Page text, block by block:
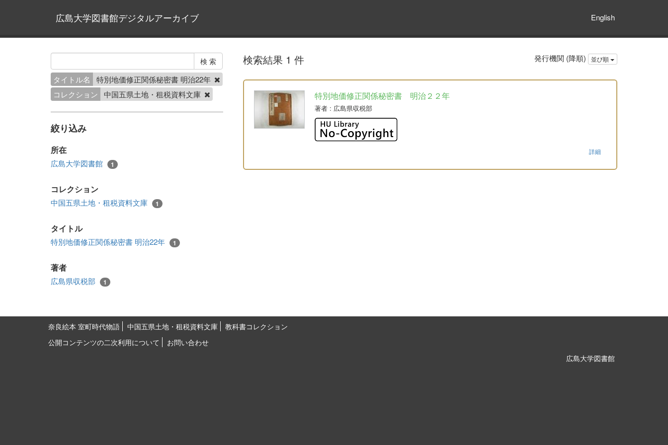
広島大学図書館デジタルアーカイブ English
タイトル名
特別地価修正関係秘密書 明治22年
コレクション
中国五県土地・租税資料文庫
絞り込み
所在
広島大学図書館 1
コレクション
中国五県土地・租税資料文庫 1
タイトル
特別地価修正関係秘密書 明治22年 1
著者
広島県収税部 1
検索結果 1 件 発行機関 (降順) 並び順
特別地価修正関係秘密書 明治２２年
著者: 広島県収税部
詳細
奈良絵本 室町時代物語 中国五県土地・租税資料文庫
教科書コレクション
公開コンテンツの二次利用について
お問い合わせ
広島大学図書館